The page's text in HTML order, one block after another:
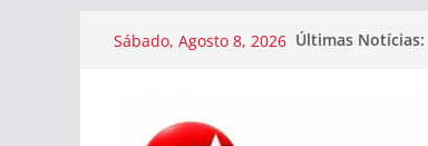
Sábado, Agosto 8, 2026 Últimas Notícias: